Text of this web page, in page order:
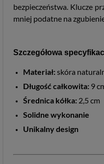
bezpieczeństwa. Klucze
mniej podatne na
Szczegółowa
Materiał: skóra
Długość całkowita: 9
Średnica kółka: 2,5 cm
Solidne wykonanie
Unikalny design